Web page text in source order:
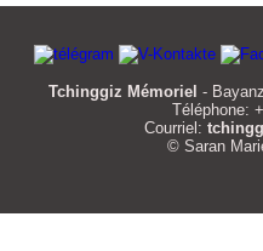
Tchinggiz Mémoriel -
Téléphone:
Courriel:
© Saran